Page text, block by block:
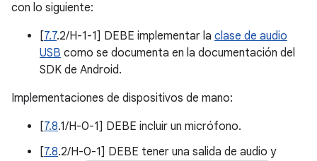
con lo siguiente:
[7.7.2/H-1-1] DEBE implementar la clase de audio
USB como se documenta en la documentación del
SDK de Android.
Implementaciones de dispositivos de mano:
[7.8.1/H-0-1] DEBE incluir un micrófono.
[7.8.2/H-0-1] DEBE tener una salida de audio y